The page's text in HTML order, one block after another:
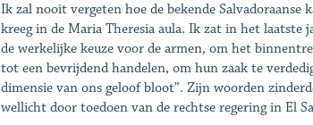
Ik zal nooit vergeten hoe de bekende
kreeg in de Maria Theresia aula. Ik zat in het laatste
de werkelijke keuze voor de armen, om het
tot een bevrijdend handelen, om hun zaak te
dimensie van ons geloof bloot”. Zijn woorden
wellicht door toedoen van de rechtse regering in El